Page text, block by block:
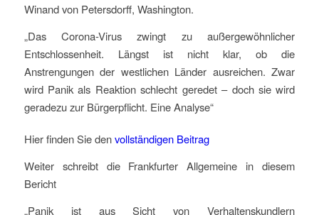
Winand von Petersdorff, Washington.
„Das Corona-Virus zwingt zu außergewöhnlicher
Entschlossenheit. Längst ist nicht klar, ob die
Anstrengungen der westlichen Länder ausreichen. Zwar
wird Panik als Reaktion schlecht geredet – doch sie wird
geradezu zur Bürgerpflicht. Eine Analyse“
Hier finden Sie denvollständigen Beitrag
Weiter schreibt die Frankfurter Allgemeine in diesem
Bericht
„Panik ist aus Sicht von Verhaltenskundlern